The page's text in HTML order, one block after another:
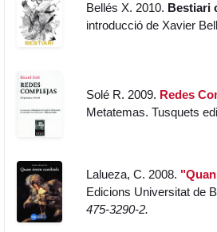
Bellés X. 2010. Bestiari
introducció de Xavier
Solé R. 2009. Redes
Metatemas. Tusquets
Lalueza, C. 2008.
Edicions Universitat de
475-3290-2.